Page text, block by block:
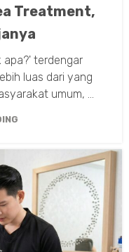
Treatment,
terdengar
luas dari yang
umum, ...